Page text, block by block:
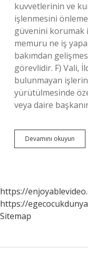
kuvvetlerinin ve
işlenmesini
güvenini korumak
memuru ne iş
bakımdan
görevlidir. F) Vali,
bulunmayan
yürütülmesinde
veya daire
Devamını okuyun
Ne
https://
https://
Sitemap